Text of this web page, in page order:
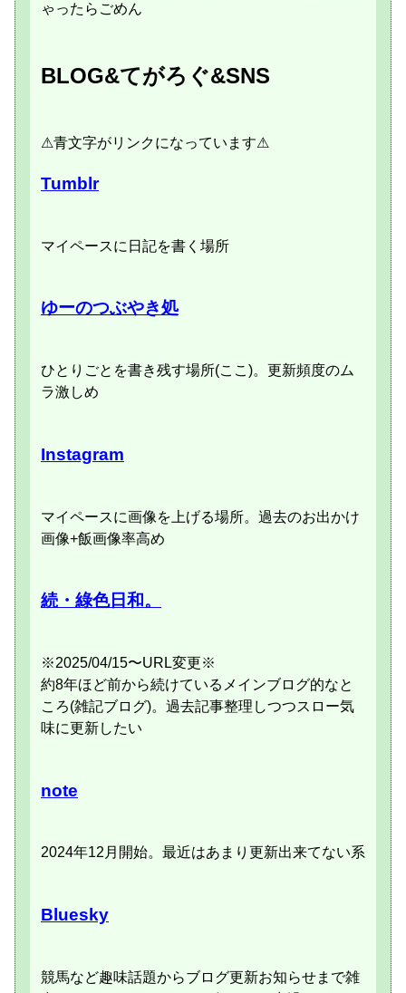
ゃったらごめん
BLOG&てがろぐ&SNS
⚠青文字がリンクになっています⚠
Tumblr
マイペースに日記を書く場所
ゆーのつぶやき処
ひとりごとを書き残す場所(ここ)。更新頻度のム
ラ激しめ
Instagram
マイペースに画像を上げる場所。過去のお出かけ
画像+飯画像率高め
続・綠色日和。
※2025/04/15〜URL変更※
約8年ほど前から続けているメインブログ的なと
ころ(雑記ブログ)。過去記事整理しつつスロー気
味に更新したい
note
2024年12月開始。最近はあまり更新出来てない系
Bluesky
競馬など趣味話題からブログ更新お知らせまで雑